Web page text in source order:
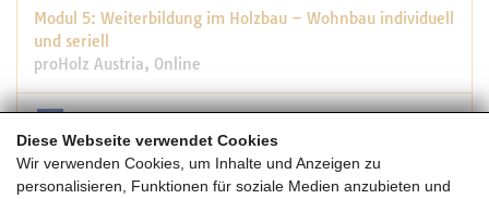
Diese Webseite verwendet Cookies
Wir verwenden Cookies, um Inhalte und Anzeigen zu
personalisieren, Funktionen für soziale Medien anzubieten und
Modul 5: Weiterbildung im Holzbau – Wohnbau individuell
und seriell
proHolz Austria, Online
17:00 -19:00